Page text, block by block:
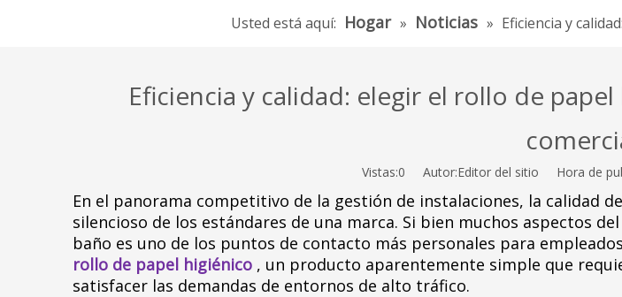
Usted está aquí: Hogar » Noticias » Eficiencia y
Eficiencia y calidad: elegir el rollo de
Vistas:0 Autor:Editor del sitio Hora de
En el panorama competitivo de la gestión de instalaciones, la calidad
silencioso de los estándares de una marca. Si bien muchos aspectos
baño es uno de los puntos de contacto más personales para
rollo de papel higiénico , un producto aparentemente simple que
satisfacer las demandas de entornos de alto tráfico.